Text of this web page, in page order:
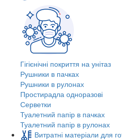
Гігієнічні покриття на унітаз
Рушники в пачках
Рушники в рулонах
Простирадла одноразові
Серветки
Туалетний папір в пачках
Туалетний папір в рулонах
Витратні матеріали для